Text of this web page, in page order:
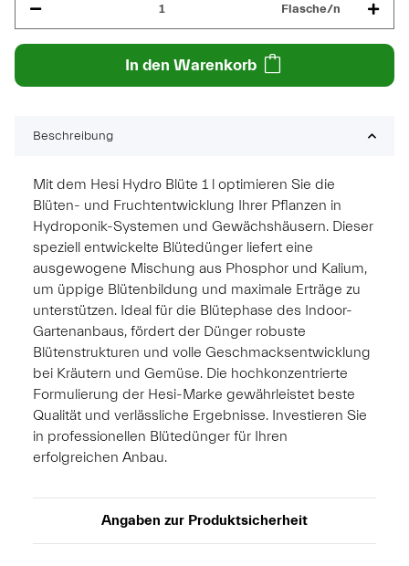
Flasche/n
In den Warenkorb
Beschreibung
Mit dem Hesi Hydro Blüte 1 l optimieren Sie die
Blüten- und Fruchtentwicklung Ihrer Pflanzen in
Hydroponik-Systemen und Gewächshäusern. Dieser
speziell entwickelte Blütedünger liefert eine
ausgewogene Mischung aus Phosphor und Kalium,
um üppige Blütenbildung und maximale Erträge zu
unterstützen. Ideal für die Blütephase des Indoor-
Gartenanbaus, fördert der Dünger robuste
Blütenstrukturen und volle Geschmacksentwicklung
bei Kräutern und Gemüse. Die hochkonzentrierte
Formulierung der Hesi-Marke gewährleistet beste
Qualität und verlässliche Ergebnisse. Investieren Sie
in professionellen Blütedünger für Ihren
erfolgreichen Anbau.
Angaben zur Produktsicherheit